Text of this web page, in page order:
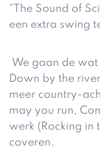
“The Sound of
een extra swing
We gaan de wat
Down by the
meer country-
may you run,
werk (Rocking in
coveren.